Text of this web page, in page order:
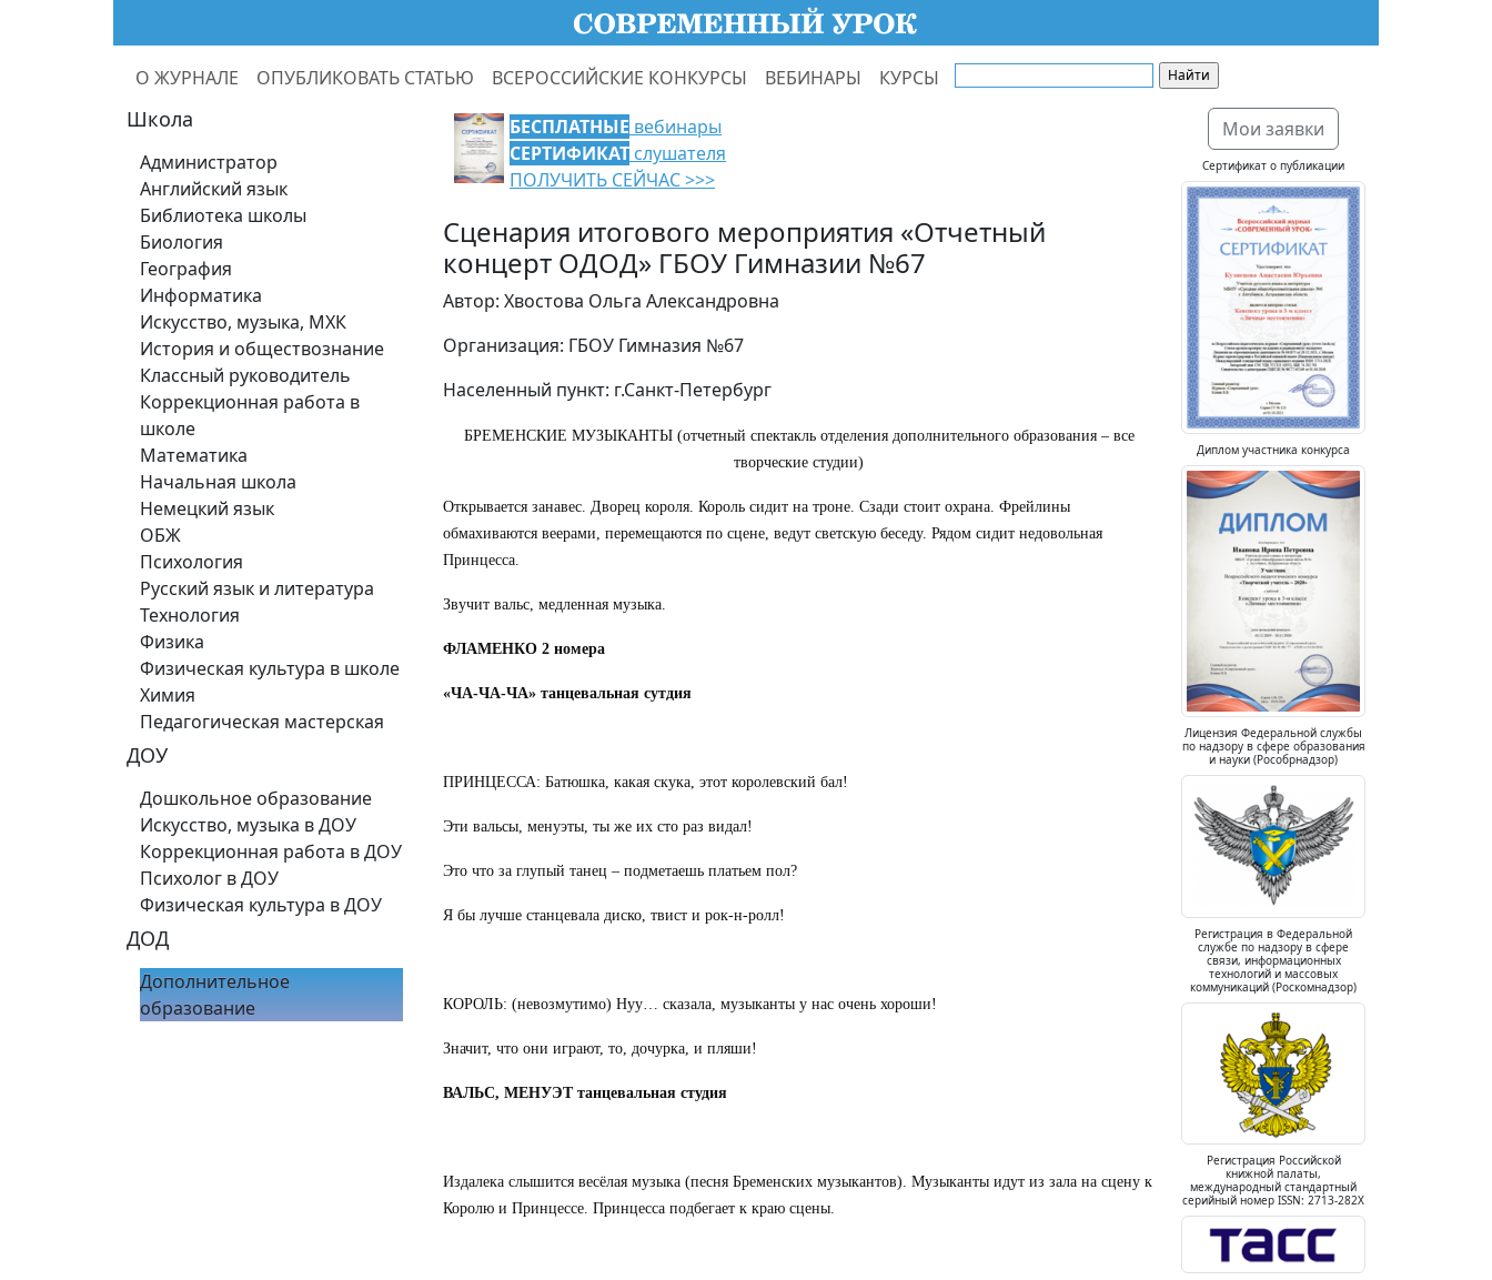
О ЖУРНАЛЕ ОПУБЛИКОВАТЬ СТАТЬЮ ВСЕРОССИЙСКИЕ КОНКУРСЫ ВЕБИНАРЫ КУРСЫ
Школа
Администратор
Английский язык
Библиотека школы
Биология
География
Информатика
Искусство, музыка, МХК
История и обществознание
Классный руководитель
Коррекционная работа в
школе
Математика
Начальная школа
Немецкий язык
ОБЖ
Психология
Русский язык и литература
Технология
Физика
Физическая культура в школе
Химия
Педагогическая мастерская
ДОУ
Дошкольное образование
Искусство, музыка в ДОУ
Коррекционная работа в ДОУ
Психолог в ДОУ
Физическая культура в ДОУ
ДОД
Дополнительное
образование
БЕСПЛАТНЫЕ вебинары
СЕРТИФИКАТ слушателя
ПОЛУЧИТЬ СЕЙЧАС >>>
Сценария итогового мероприятия «Отчетный
концерт ОДОД» ГБОУ Гимназии №67
Автор: Хвостова Ольга Александровна
Организация: ГБОУ Гимназия №67
Населенный пункт: г.Санкт-Петербург
БРЕМЕНСКИЕ МУЗЫКАНТЫ (отчетный спектакль отделения дополнительного образования – все
творческие студии)
Открывается занавес. Дворец короля. Король сидит на троне. Сзади стоит охрана. Фрейлины
обмахиваются веерами, перемещаются по сцене, ведут светскую беседу. Рядом сидит недовольная
Принцесса.
Звучит вальс, медленная музыка.
ФЛАМЕНКО 2 номера
«ЧА-ЧА-ЧА» танцевальная сутдия
ПРИНЦЕССА: Батюшка, какая скука, этот королевский бал!
Эти вальсы, менуэты, ты же их сто раз видал!
Это что за глупый танец – подметаешь платьем пол?
Я бы лучше станцевала диско, твист и рок-н-ролл!
КОРОЛЬ: (невозмутимо) Нуу… сказала, музыканты у нас очень хороши!
Значит, что они играют, то, дочурка, и пляши!
ВАЛЬС, МЕНУЭТ танцевальная студия
Издалека слышится весёлая музыка (песня Бременских музыкантов). Музыканты идут из зала на сцену к
Королю и Принцессе. Принцесса подбегает к краю сцены.
Мои заявки
Сертификат о публикации
Диплом участника конкурса
Лицензия Федеральной службы
по надзору в сфере образования
и науки (Рособрнадзор)
Регистрация в Федеральной
службе по надзору в сфере
связи, информационных
технологий и массовых
коммуникаций (Роскомнадзор)
Регистрация Российской
книжной палаты,
международный стандартный
серийный номер ISSN: 2713-282X